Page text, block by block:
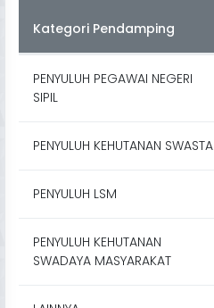
Kategori Pendamping
PENYULUH PEGAWAI NEGERI
SIPIL
PENYULUH KEHUTANAN SWASTA
PENYULUH LSM
PENYULUH KEHUTANAN
SWADAYA MASYARAKAT